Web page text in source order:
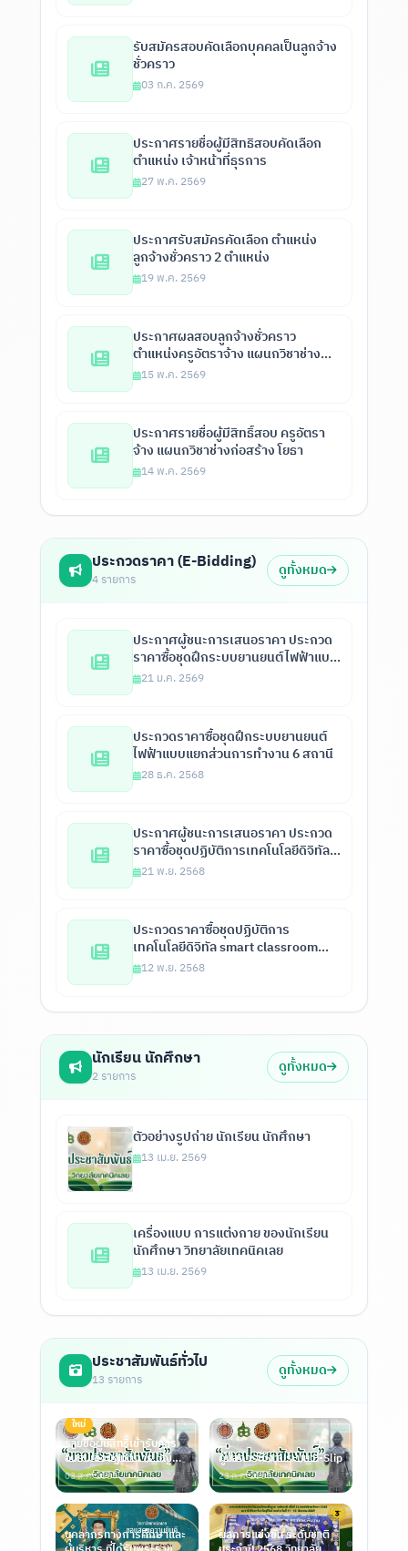
รับสมัครสอบคัดเลือกบุคคลเป็นลูกจ้าง
ชั่วคราว
03 ก.ค. 2569
ประกาศรายชื่อผู้มีสิทธิสอบคัดเลือก
ตำแหน่ง เจ้าหน้าที่ธุรการ
27 พ.ค. 2569
ประกาศรับสมัครคัดเลือก ตำแหน่ง
ลูกจ้างชั่วคราว 2 ตำแหน่ง
19 พ.ค. 2569
ประกาศผลสอบลูกจ้างชั่วคราว
ตำแหน่งครูอัตราจ้าง แผนกวิชาช่าง
ก่อสร้าง โยธา
15 พ.ค. 2569
ประกาศรายชื่อผู้มีสิทธิ์สอบ ครูอัตรา
จ้าง แผนกวิชาช่างก่อสร้าง โยธา
14 พ.ค. 2569
ประกวดราคา (E-Bidding)
4 รายการ ดูทั้งหมด
ประกาศผู้ชนะการเสนอราคา ประกวด
ราคาซื้อชุดฝึกระบบยานยนต์ไฟฟ้าแบบ
แยกส่วนการทำงาน 6 สถานีแบบเชื่อม
ชุดฝึกยานยนต์ไฟฟ้า จำนวน 1 ชุด ด้วย
วิธีประกวดราคาอิเล็กทรอนิกส์ (e-
bidding)
21 ม.ค. 2569
ประกวดราคาซื้อชุดฝึกระบบยานยนต์
ไฟฟ้าแบบแยกส่วนการทำงาน 6 สถานี
28 ธ.ค. 2568
ประกาศผู้ชนะการเสนอราคา ประกวด
ราคาซื้อชุดปฏิบัติการเทคโนโลยีดิจิทัล
Smart Classroom พร้อมซอฟต์แวร์
21 พ.ย. 2568
ประกวดราคาซื้อชุดปฏิบัติการ
เทคโนโลยีดิจิทัล smart classroom
พร้อม software บริหารจัดการ
12 พ.ย. 2568
นักเรียน นักศึกษา
2 รายการ ดูทั้งหมด
ตัวอย่างรูปถ่าย นักเรียน นักศึกษา
13 เม.ย. 2569
เครื่องแบบ การแต่งกาย ของนักเรียน
นักศึกษา วิทยาลัยเทคนิคเลย
13 เม.ย. 2569
ประชาสัมพันธ์ทั่วไป
13 รายการ ดูทั้งหมด
ใหม่
รายชื่อผู้มีสิทธิเข้ารับการ
อบรมเชิงปฏิบัติการ ปัญญา
ประด
03 ส.ค. 2569
คู่มือการใช้งานระบบ E-Slip
23 ก.ค. 2569
บุคลากรทางการศึกษาและ
ผลการแข่งขัน ระดับชาติ